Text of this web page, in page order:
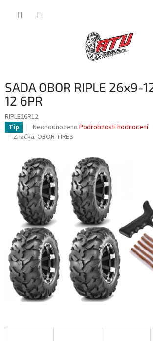
SADA OBOR RIPLE 26x9-
12 6PR
RIPLE26R12
Tip
Průměrné
hodnocení
0,0
z
5
hvězdiček.
Neohodnoceno Podrobnosti hodnocení
Značka: OBOR TIRES